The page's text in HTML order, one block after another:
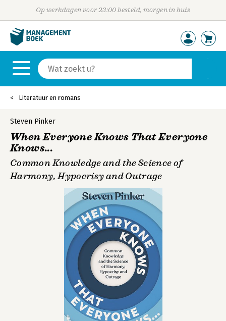
Op werkdagen voor 23:00 besteld, morgen in huis
Literatuur en romans
Steven Pinker
When Everyone Knows That Everyone
Knows...
Common Knowledge and the Science of
Harmony, Hypocrisy and Outrage